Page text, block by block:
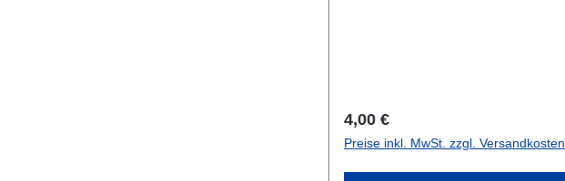
Regulärer Preis:
4,00 €
Preise inkl. MwSt. zzgl. Versandkosten